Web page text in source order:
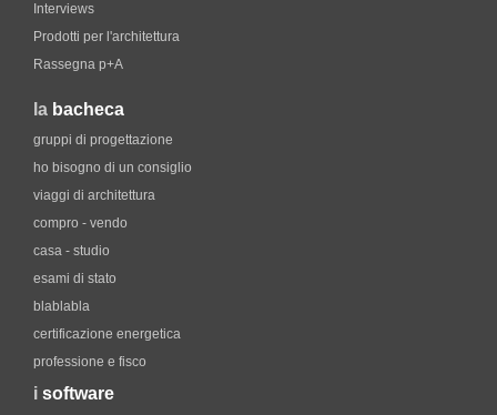
Interviews
Prodotti per l'architettura
Rassegna p+A
la bacheca
gruppi di progettazione
ho bisogno di un consiglio
viaggi di architettura
compro - vendo
casa - studio
esami di stato
blablabla
certificazione energetica
professione e fisco
i software